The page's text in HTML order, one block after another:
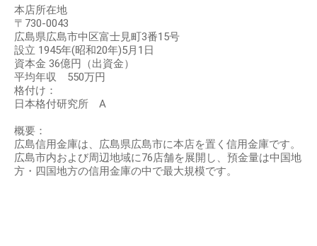
本店所在地
〒730-0043
広島県広島市中区富士見町3番15号
設立 1945年(昭和20年)5月1日
資本金 36億円（出資金）
平均年収 550万円
格付け：
日本格付研究所 A
概要：
広島信用金庫は、広島県広島市に本店を置く信用金庫です。
広島市内および周辺地域に76店舗を展開し、預金量は中国地
方・四国地方の信用金庫の中で最大規模です。